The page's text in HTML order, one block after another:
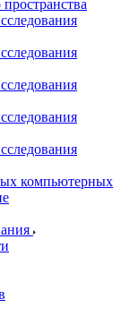
компьютерных